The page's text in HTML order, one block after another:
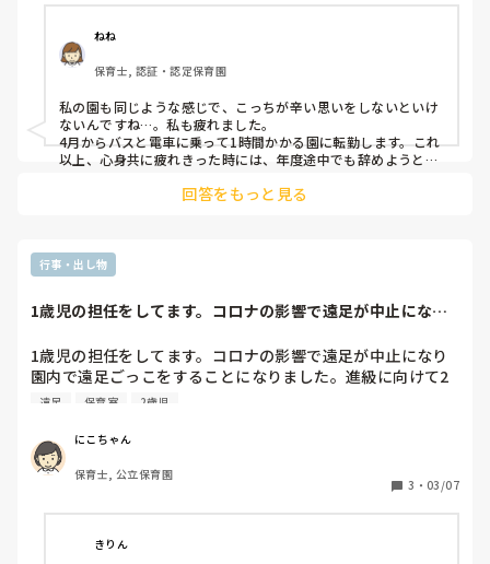
正直半年務めたが上司への不満、信頼度0、仕事態度など全
てに対して疲れた。保育にしても疲れた…
保育に向いてないような事も言われたからこれを機に退職し
て現場を離れて退職するのはあり？これは逃げになる…？心
身ともに疲れたので休みたい…ダメなのかな…
ねね
保育士, 認証・認定保育園
私の園も同じような感じで、こっちが辛い思いをしないといけ
ないんですね…。私も疲れました。
4月からバスと電車に乗って1時間かかる園に転勤します。これ
以上、心身共に疲れきった時には、年度途中でも辞めようと思
と思います。退職して、また元気が湧いてきたら、就活すれば
回答をもっと見る
行事・出し物
1歳児の担任をしてます。コロナの影響で遠足が中止になり
1歳児の担任をしてます。コロナの影響で遠足が中止になり
園内で遠足ごっこをすることになりました。進級に向けて2
歳児のお部屋で遊ぼうかなと考えているのですが、何かいい
遠足 保育室 2歳児
にこちゃん
保育士, 公立保育園
3 ・ 03/07
きりん